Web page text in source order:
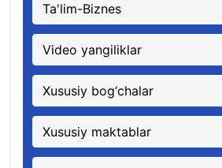
Ta'lim-Biznes
Video yangiliklar
Xususiy bog‘chalar
Xususiy maktablar